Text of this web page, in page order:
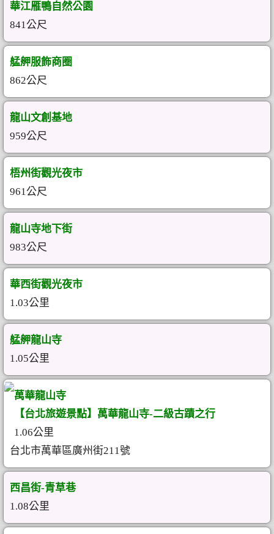
華江雁鴨自然公園
841公尺
艋舺服飾商圈
862公尺
龍山文創基地
959公尺
梧州街觀光夜市
961公尺
龍山寺地下街
983公尺
華西街觀光夜市
1.03公里
艋舺龍山寺
1.05公里
萬華龍山寺
【台北旅遊景點】萬華龍山寺-二級古蹟之行
1.06公里
台北市萬華區廣州街211號
西昌街-青草巷
1.08公里